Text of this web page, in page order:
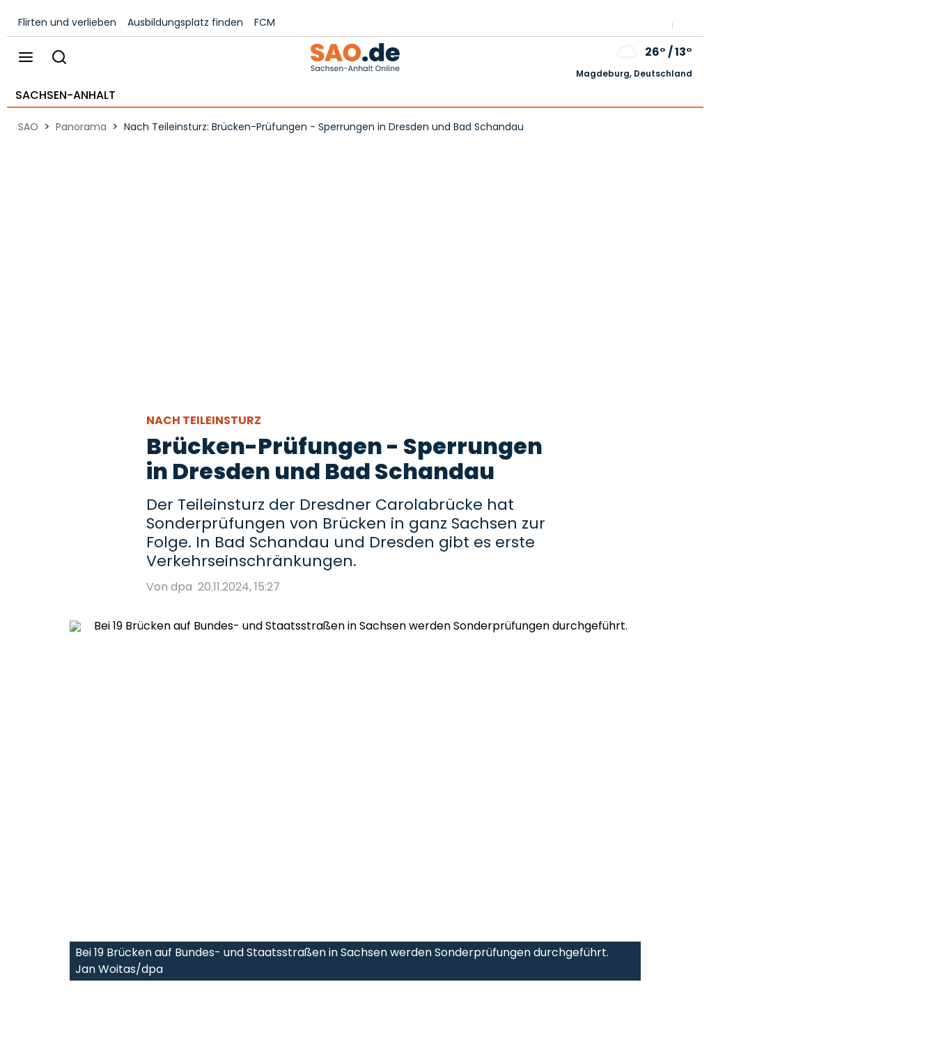
Flirten und verlieben Ausbildungsplatz finden FCM
26°/13°
Magdeburg, Deutschland
SACHSEN-ANHALT
SAO > Panorama > Nach Teileinsturz: Brücken-Prüfungen - Sperrungen in Dresden und Bad Schandau
NACH TEILEINSTURZ
Brücken-Prüfungen - Sperrungen
in Dresden und Bad Schandau
Der Teileinsturz der Dresdner Carolabrücke hat
Sonderprüfungen von Brücken in ganz Sachsen zur
Folge. In Bad Schandau und Dresden gibt es erste
Verkehrseinschränkungen.
Von dpa 20.11.2024, 15:27
Bei 19 Brücken auf Bundes- und Staatsstraßen in Sachsen werden Sonderprüfungen durchgeführt.
Jan Woitas/dpa